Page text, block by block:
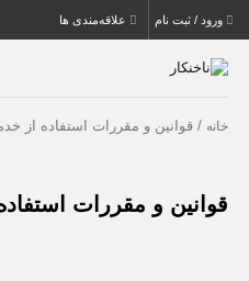
ورود / ثبت نام علاقه‌مندی ها
خانه / قوانین و مقررات استفاده از
قوانین و مقررات